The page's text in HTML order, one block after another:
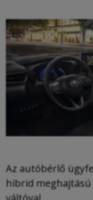
Az autóbérlő
hibrid meghajtású